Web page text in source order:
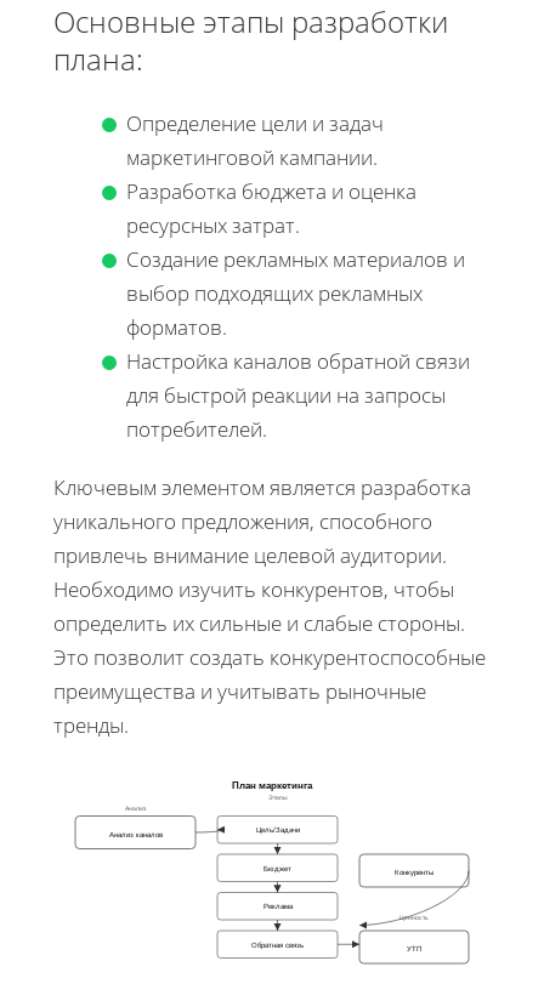
Основные этапы разработки
плана:
Определение цели и задач
маркетинговой кампании.
Разработка бюджета и оценка
ресурсных затрат.
Создание рекламных материалов и
выбор подходящих рекламных
форматов.
Настройка каналов обратной связи
для быстрой реакции на запросы
потребителей.
Ключевым элементом является разработка
уникального предложения, способного
привлечь внимание целевой аудитории.
Необходимо изучить конкурентов, чтобы
определить их сильные и слабые стороны.
Это позволит создать конкурентоспособные
преимущества и учитывать рыночные
тренды.
План маркетинга
Анализ каналов Цель/Задачи
Бюджет
Реклама
Обратная связь
Конкуренты
УТП
Анализ
Этапы
Ценность